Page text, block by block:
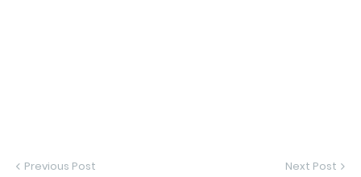
Previous Post Next Post